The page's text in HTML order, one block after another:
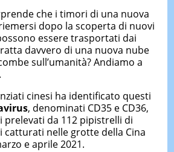
che i timori di una nuova
dopo la scoperta di nuovi
essere trasportati dai
davvero di una nuova nube
sull’umanità? Andiamo a
cinesi ha identificato questi
virus, denominati CD35 e CD36,
prelevati da 112 pipistrelli di
catturati nelle grotte della Cina
e aprile 2021.